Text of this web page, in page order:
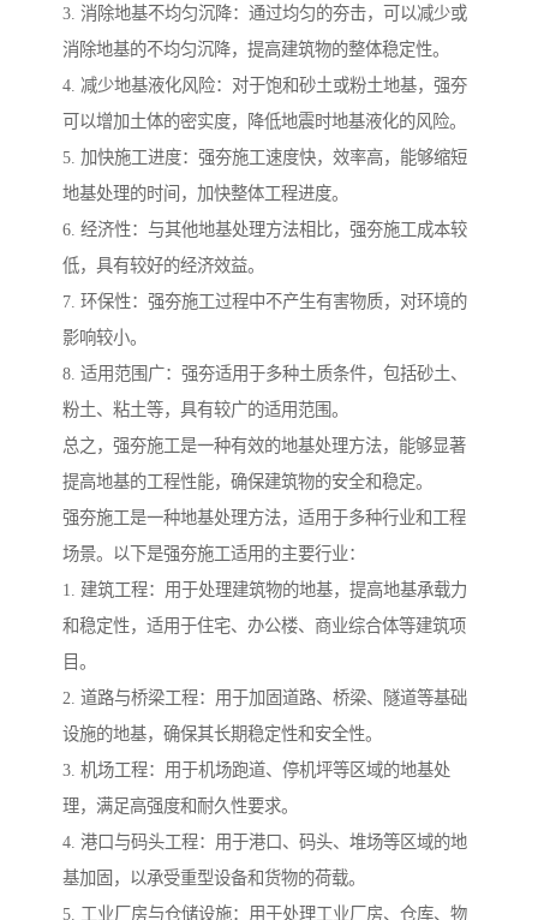
3. 消除地基不均匀沉降：通过均匀的夯击，可以减少或
消除地基的不均匀沉降，提高建筑物的整体稳定性。
4. 减少地基液化风险：对于饱和砂土或粉土地基，强夯
可以增加土体的密实度，降低地震时地基液化的风险。
5. 加快施工进度：强夯施工速度快，效率高，能够缩短
地基处理的时间，加快整体工程进度。
6. 经济性：与其他地基处理方法相比，强夯施工成本较
低，具有较好的经济效益。
7. 环保性：强夯施工过程中不产生有害物质，对环境的
影响较小。
8. 适用范围广：强夯适用于多种土质条件，包括砂土、
粉土、粘土等，具有较广的适用范围。
总之，强夯施工是一种有效的地基处理方法，能够显著
提高地基的工程性能，确保建筑物的安全和稳定。
强夯施工是一种地基处理方法，适用于多种行业和工程
场景。以下是强夯施工适用的主要行业：
1. 建筑工程：用于处理建筑物的地基，提高地基承载力
和稳定性，适用于住宅、办公楼、商业综合体等建筑项
目。
2. 道路与桥梁工程：用于加固道路、桥梁、隧道等基础
设施的地基，确保其长期稳定性和安全性。
3. 机场工程：用于机场跑道、停机坪等区域的地基处
理，满足高强度和耐久性要求。
4. 港口与码头工程：用于港口、码头、堆场等区域的地
基加固，以承受重型设备和货物的荷载。
5. 工业厂房与仓储设施：用于处理工业厂房、仓库、物